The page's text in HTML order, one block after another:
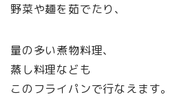
野菜や麺を茹でたり、
量の多い煮物料理、
蒸し料理なども
このフライパンで行なえます。